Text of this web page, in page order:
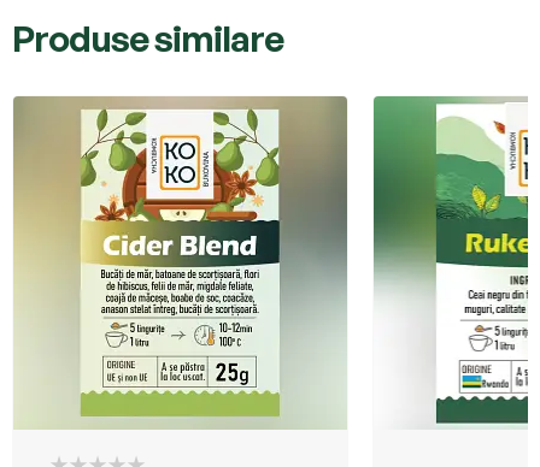
Produse similare